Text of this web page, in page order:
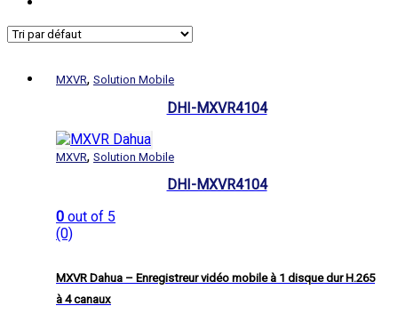
MXVR, Solution Mobile
DHI-MXVR4104
MXVR, Solution Mobile
DHI-MXVR4104
0 out of 5
(0)
MXVR Dahua – Enregistreur vidéo mobile à 1 disque dur H.265
à 4 canaux